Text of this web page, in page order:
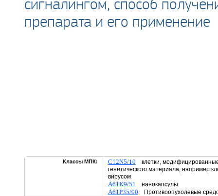
препарата и его применение
Классы МПК: C12N5/10 клетки,
генетического материала, например
вирусом
A61K9/51 нанокапсулы
A61P35/00 Противоопухолевые